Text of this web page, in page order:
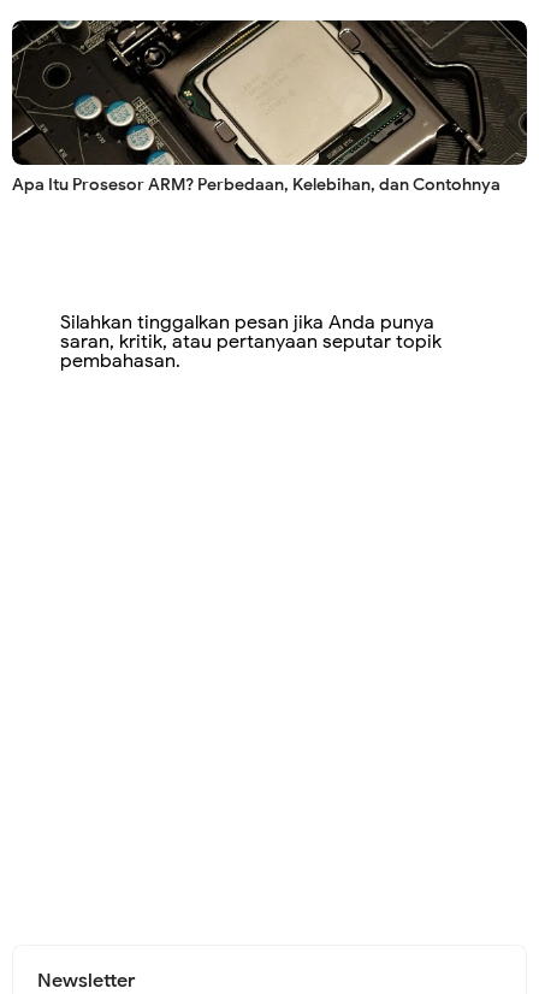
Apa Itu Prosesor ARM? Perbedaan, Kelebihan, dan Contohnya
Silahkan tinggalkan pesan jika Anda punya
saran, kritik, atau pertanyaan seputar topik
pembahasan.
Newsletter